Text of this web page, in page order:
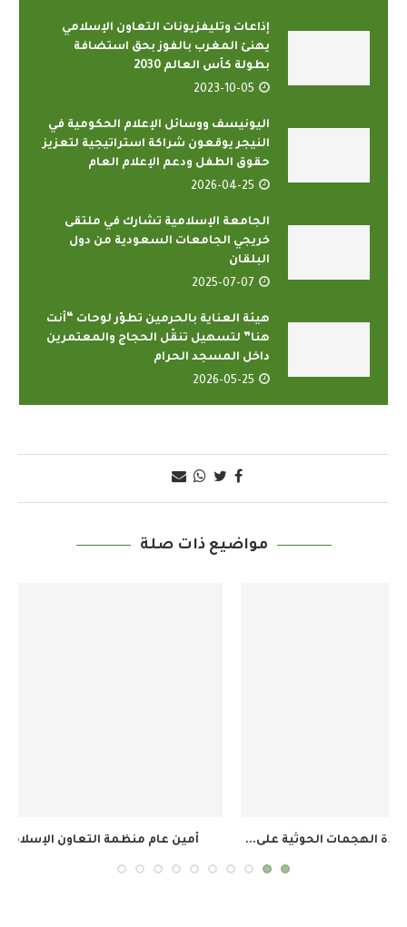
إذاعات وتليفزيونات التعاون الإسلامي
يهنئ المغرب بالفوز بحق استضافة
بطولة كأس العالم 2030
2023-10-05
اليونيسف ووسائل الإعلام الحكومية في
النيجر يوقعون شراكة استراتيجية لتعزيز
حقوق الطفل ودعم الإعلام العام
2026-04-25
الجامعة الإسلامية تشارك في ملتقى
خريجي الجامعات السعودية من دول
البلقان
2025-07-07
هيئة العناية بالحرمين تطوّر لوحات “أنت
هنا” لتسهيل تنقّل الحجاج والمعتمرين
داخل المسجد الحرام
2026-05-25
مواضيع ذات صلة
أمين عام منظمة التعاون الإسلامي يرحب باتفاق مكة...